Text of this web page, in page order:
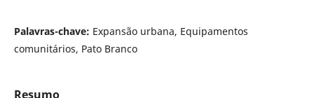
Palavras-chave: Expansão urbana, Equipamentos
comunitários, Pato Branco
Resumo